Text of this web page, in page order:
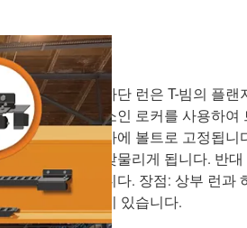
하단 런은 T-빔의 플
소인 로커를 사용하여
바에 볼트로 고정됩니
맞물리게 됩니다. 반
니다. 장점: 상부 런
이 있습니다.